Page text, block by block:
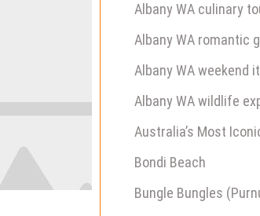
Albany WA culinary
Albany WA romantic
Albany WA weekend
Albany WA wildlife
Australia’s Most
Bondi Beach
Bungle Bungles